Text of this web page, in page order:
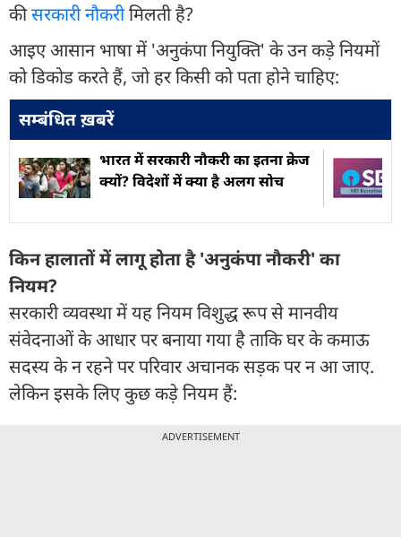
कीसरकारी नौकरीमिलती है?
आइए आसान भाषा में 'अनुकंपा नियुक्ति' के उन कड़े नियमों
को डिकोड करते हैं, जो हर किसी को पता होने चाहिए:
सम्बंधित ख़बरें
भारत में सरकारी नौकरी का इतना क्रेज
क्यों? विदेशों में क्या है अलग सोच
किन हालातों में लागू होता है 'अनुकंपा नौकरी' का
नियम?
सरकारी व्यवस्था में यह नियम विशुद्ध रूप से मानवीय
संवेदनाओं के आधार पर बनाया गया है ताकि घर के कमाऊ
सदस्य के न रहने पर परिवार अचानक सड़क पर न आ जाए.
लेकिन इसके लिए कुछ कड़े नियम हैं:
ADVERTISEMENT